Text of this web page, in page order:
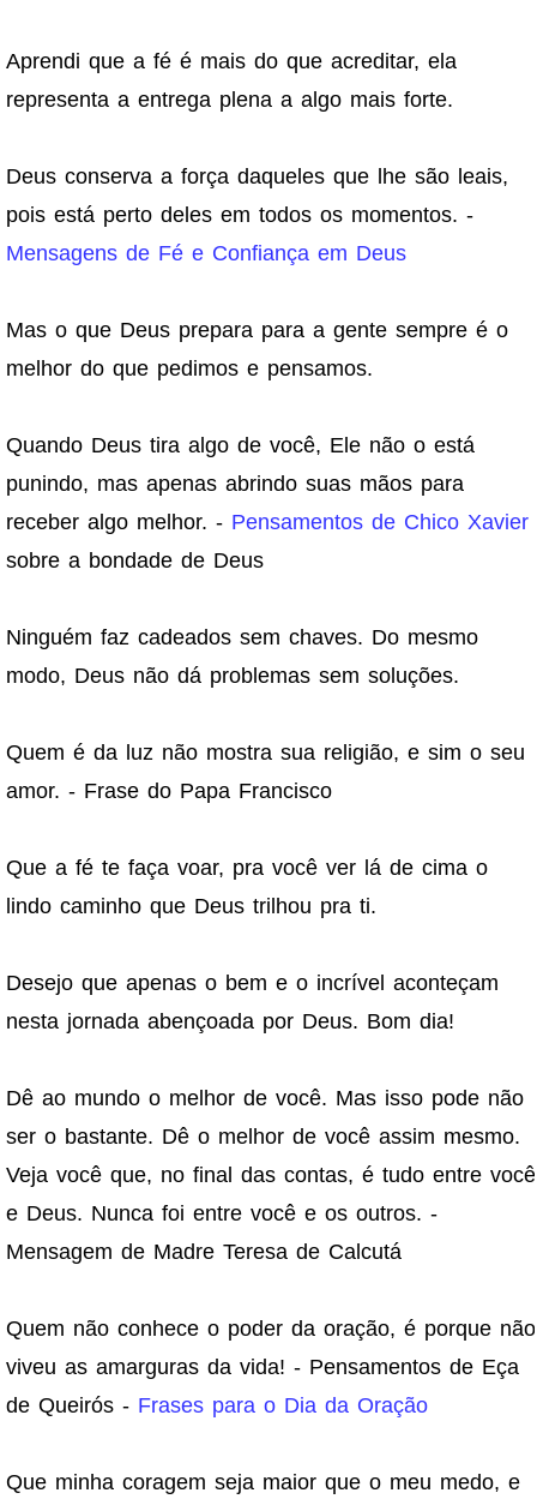
Aprendi que a fé é mais do que acreditar, ela
representa a entrega plena a algo mais forte.
Deus conserva a força daqueles que lhe são leais,
pois está perto deles em todos os momentos. -
Mensagens de Fé e Confiança em Deus
Mas o que Deus prepara para a gente sempre é o
melhor do que pedimos e pensamos.
Quando Deus tira algo de você, Ele não o está
punindo, mas apenas abrindo suas mãos para
receber algo melhor. - Pensamentos de Chico Xavier
sobre a bondade de Deus
Ninguém faz cadeados sem chaves. Do mesmo
modo, Deus não dá problemas sem soluções.
Quem é da luz não mostra sua religião, e sim o seu
amor. - Frase do Papa Francisco
Que a fé te faça voar, pra você ver lá de cima o
lindo caminho que Deus trilhou pra ti.
Desejo que apenas o bem e o incrível aconteçam
nesta jornada abençoada por Deus. Bom dia!
Dê ao mundo o melhor de você. Mas isso pode não
ser o bastante. Dê o melhor de você assim mesmo.
Veja você que, no final das contas, é tudo entre você
e Deus. Nunca foi entre você e os outros. -
Mensagem de Madre Teresa de Calcutá
Quem não conhece o poder da oração, é porque não
viveu as amarguras da vida! - Pensamentos de Eça
de Queirós - Frases para o Dia da Oração
Que minha coragem seja maior que o meu medo, e